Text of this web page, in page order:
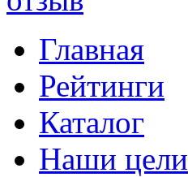
Главная
Рейтинги
Каталог
Наши цели